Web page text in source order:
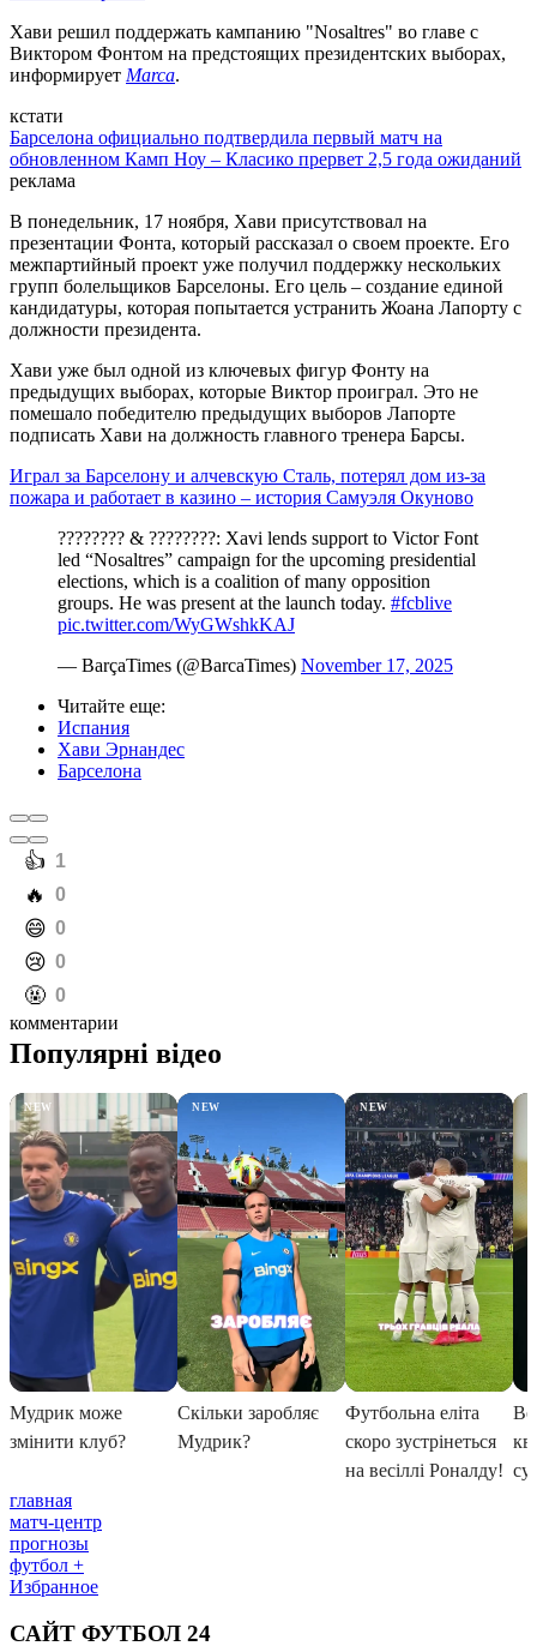
Хави решил поддержать кампанию "Nosaltres" во главе с
Виктором Фонтом на предстоящих президентских выборах,
информирует Marca.
кстати
Барселона официально подтвердила первый матч на
обновленном Камп Ноу – Класико прервет 2,5 года ожиданий
реклама
В понедельник, 17 ноября, Хави присутствовал на
презентации Фонта, который рассказал о своем проекте. Его
межпартийный проект уже получил поддержку нескольких
групп болельщиков Барселоны. Его цель – создание единой
кандидатуры, которая попытается устранить Жоана Лапорту с
должности президента.
Хави уже был одной из ключевых фигур Фонту на
предыдущих выборах, которые Виктор проиграл. Это не
помешало победителю предыдущих выборов Лапорте
подписать Хави на должность главного тренера Барсы.
Играл за Барселону и алчевскую Сталь, потерял дом из-за
пожара и работает в казино – история Самуэля Окуново
???????? & ????????: Xavi lends support to Victor Font
led “Nosaltres” campaign for the upcoming presidential
elections, which is a coalition of many opposition
groups. He was present at the launch today. #fcblive
pic.twitter.com/WyGWshkKAJ
— BarçaTimes (@BarcaTimes) November 17, 2025
Читайте еще:
Испания
Хави Эрнандес
Барселона
️👍 1
️🔥 0
️😄 0
️😢 0
️🤬 0
комментарии
главная
матч-центр
прогнозы
футбол +
Избранное
САЙТ ФУТБОЛ 24